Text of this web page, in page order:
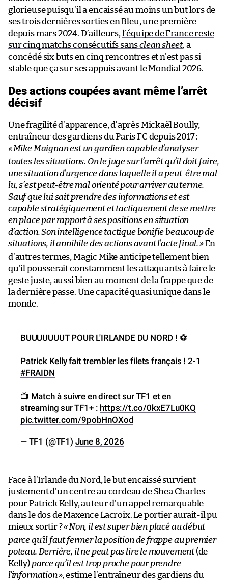
glorieuse puisqu’il a encaissé au moins un but lors de
ses trois dernières sorties en Bleu, une première
depuis mars 2024. D’ailleurs, l’équipe de France reste
sur cinq matchs consécutifs sansclean sheet, a
concédé six buts en cinq rencontres et n’est pas si
stable que ça sur ses appuis avant le Mondial 2026.
Des actions coupées avant même l’arrêt
décisif
Une fragilité d’apparence, d’après Mickaël Boully,
entraîneur des gardiens du Paris FC depuis 2017 :
«Mike Maignan est un gardien capable d’analyser
toutes les situations. On le juge sur l’arrêt qu’il doit faire,
une situation d’urgence dans laquelle il a peut-être mal
lu, s’est peut-être mal orienté pour arriver au terme.
Sauf que lui sait prendre des informations et est
capable stratégiquement et tactiquement de se mettre
en place par rapport à ses positions en situation
d’action. Son intelligence tactique bonifie beaucoup de
situations, il annihile des actions avant l’acte final.»En
d’autres termes, Magic Mike anticipe tellement bien
qu’il pousserait constamment les attaquants à faire le
geste juste, aussi bien au moment de la frappe que de
la dernière passe. Une capacité quasi unique dans le
monde.
BUUUUUUUT POUR L'IRLANDE DU NORD ! ⚽
Patrick Kelly fait trembler les filets français ! 2-1
#FRAIDN
📺 Match à suivre en direct sur TF1 et en
streaming sur TF1+ : https://t.co/0kxE7Lu0KQ
pic.twitter.com/9pobHnOXod
— TF1 (@TF1) June 8, 2026
Face à l’Irlande du Nord, le but encaissé survient
justement d’un centre au cordeau de Shea Charles
pour Patrick Kelly, auteur d’un appel remarquable
dans le dos de Maxence Lacroix. Le portier aurait-il pu
mieux sortir ?«Non, il est super bien placé au début
parce qu’il faut fermer la position de frappe au premier
poteau. Derrière, il ne peut pas lire le mouvement(de
Kelly)parce qu’il est trop proche pour prendre
l’information», estime l’entraîneur des gardiens du